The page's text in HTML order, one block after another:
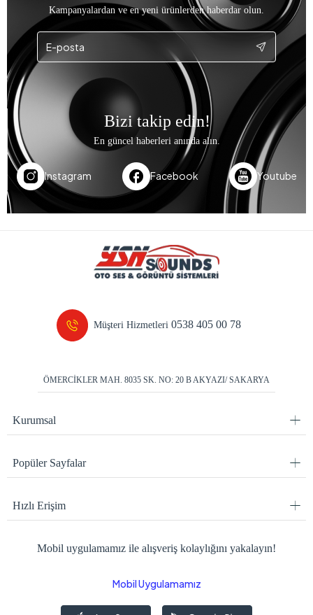
Kampanyalardan ve en yeni ürünlerden haberdar olun.
Bizi takip edin!
En güncel haberleri anında alın.
Instagram Facebook Youtube
Müşteri Hizmetleri0538 405 00 78
ÖMERCİKLER MAH. 8035 SK. NO: 20 B AKYAZI/ SAKARYA
Kurumsal
Popüler Sayfalar
Hızlı Erişim
Mobil uygulamamız ile alışveriş kolaylığını yakalayın!
Mobil Uygulamamız